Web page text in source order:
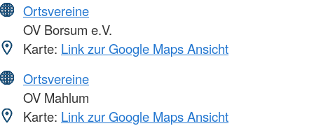
Ortsvereine
OV Borsum e.V.
Karte: Link zur Google Maps Ansicht
Ortsvereine
OV Mahlum
Karte: Link zur Google Maps Ansicht